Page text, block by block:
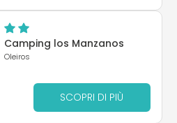
Camping los Manzanos
Oleiros
SCOPRI DI PIÙ